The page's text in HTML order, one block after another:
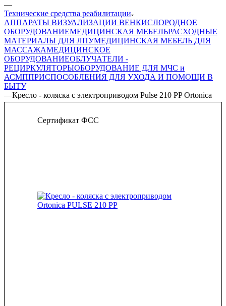
—
Технические средства реабилитации
АППАРАТЫ ВИЗУАЛИЗАЦИИ ВЕНКИСЛОРОДНОЕ
ОБОРУДОВАНИЕМЕДИЦИНСКАЯ МЕБЕЛЬРАСХОДНЫЕ
МАТЕРИАЛЫ ДЛЯ ЛПУМЕДИЦИНСКАЯ МЕБЕЛЬ ДЛЯ
МАССАЖАМЕДИЦИНСКОЕ
ОБОРУДОВАНИЕОБЛУЧАТЕЛИ -
РЕЦИРКУЛЯТОРЫОБОРУДОВАНИЕ ДЛЯ МЧС и
АСМППРИСПОСОБЛЕНИЯ ДЛЯ УХОДА И ПОМОЩИ В
БЫТУ
—Кресло - коляска с электроприводом Pulse 210 PP Ortonica
Сертификат ФСС